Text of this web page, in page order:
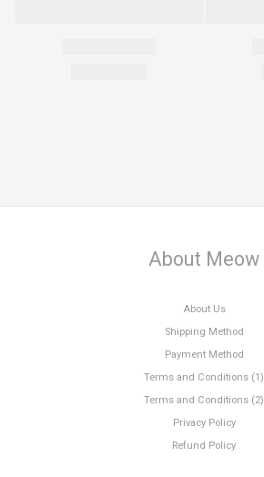
About Meow
About Us
Shipping Method
Payment Method
Terms and Conditions (1)
Terms and Conditions (2)
Privacy Policy
Refund Policy